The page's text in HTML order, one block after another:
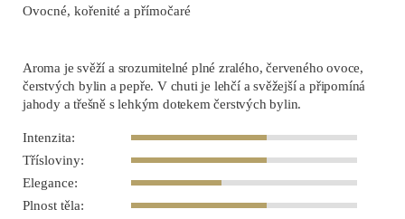
Ovocné, kořenité a přímočaré
Aroma je svěží a srozumitelné plné zralého, červeného ovoce,
čerstvých bylin a pepře. V chuti je lehčí a svěžejší a připomíná
jahody a třešně s lehkým dotekem čerstvých bylin.
Intenzita:
Třísloviny:
Elegance:
Plnost těla: